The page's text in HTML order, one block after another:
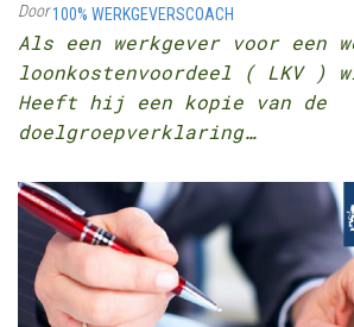
Door100% WERKGEVERSCOACH
Als een werkgever voor een
loonkostenvoordeel ( LKV )
Heeft hij een kopie van de
doelgroepverklaring…